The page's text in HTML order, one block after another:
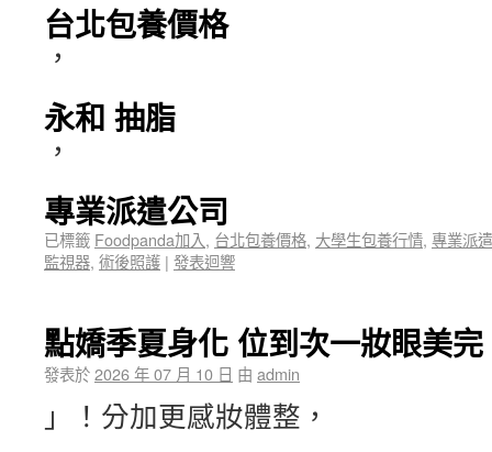
台北包養價格
，
永和 抽脂
，
專業派遣公司
已標籤 Foodpanda加入, 台北包養價格, 大學生包養行情, 專業派
監視器, 術後照護 | 發表迴響
點嬌季夏身化 位到次一妝眼美
發表於2026 年 07 月 10 日 由 admin
」！分加更感妝體整，